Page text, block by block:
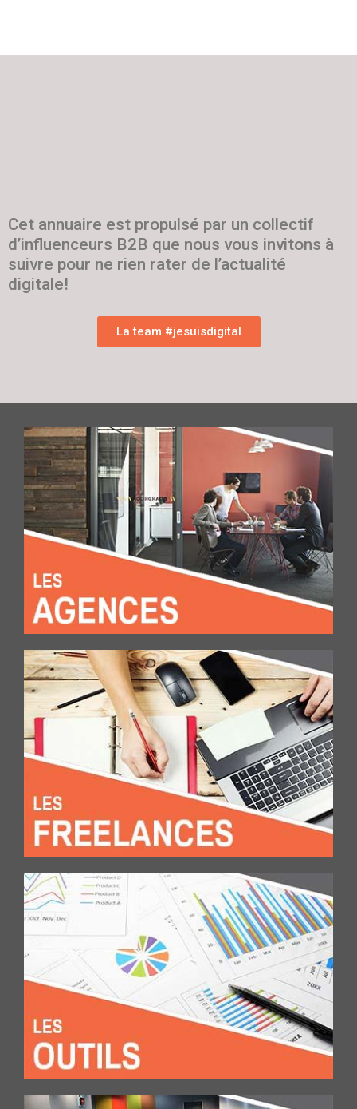
Cet annuaire est propulsé par un collectif
d’influenceurs B2B que nous vous invitons à
suivre pour ne rien rater de l’actualité
digitale!
La team #jesuisdigital